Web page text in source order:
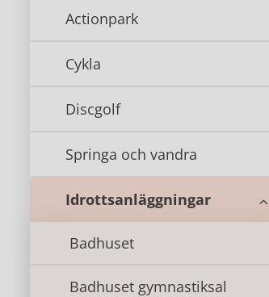
Actionpark
Cykla
Discgolf
Springa och vandra
Idrottsanläggningar
Badhuset
Badhuset gymnastiksal